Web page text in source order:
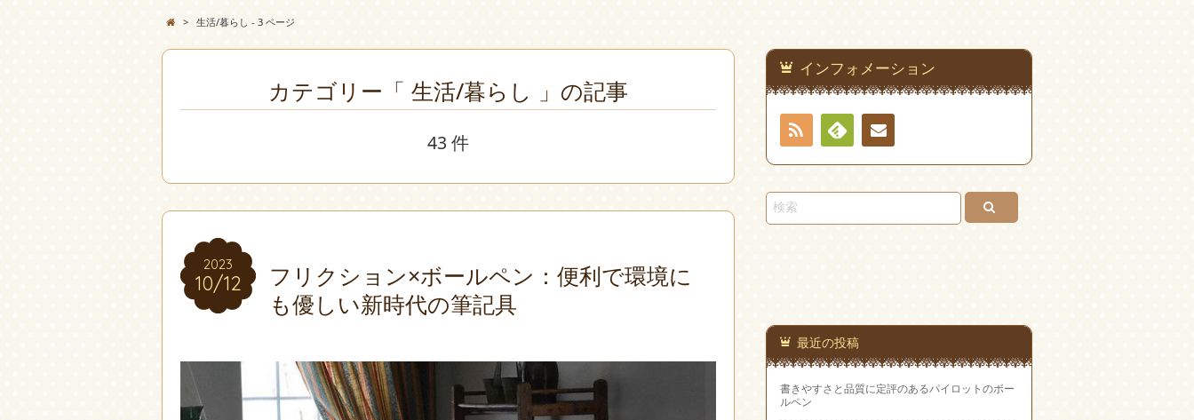
> 生活/暮らし - 3 ページ
カテゴリー「 生活/暮らし 」の記事
43 件
2023
10/12
2023
10/12
フリクション×ボールペン：便利で環境に
も優しい新時代の筆記具
インフォメーション
RSS
Feedlyお問
い合
わせ
最近の投稿
書きやすさと品質に定評のあるパイロットのボー
ルペン